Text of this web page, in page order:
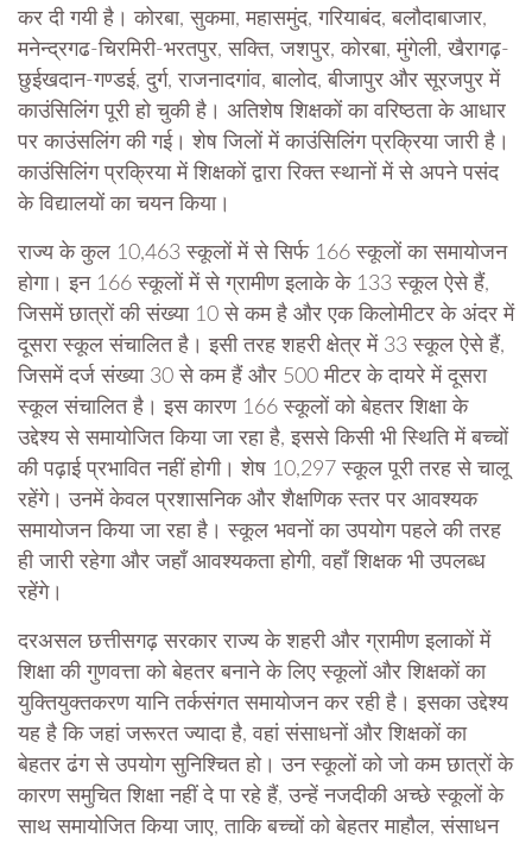
कर दी गयी है। कोरबा, सुकमा, महासमुंद, गरियाबंद, बलौदाबाजार,
मनेन्द्रगढ-चिरमिरी-भरतपुर, सक्ति, जशपुर, कोरबा, मुंगेली, खैरागढ़-
छुईखदान-गण्डई, दुर्ग, राजनादगांव, बालोद, बीजापुर और सूरजपुर में
काउंसिलिंग पूरी हो चुकी है। अतिशेष शिक्षकों का वरिष्ठता के आधार
पर काउंसलिंग की गई। शेष जिलों में काउंसिलिंग प्रक्रिया जारी है।
काउंसिलिंग प्रक्रिया में शिक्षकों द्वारा रिक्त स्थानों में से अपने पसंद
के विद्यालयों का चयन किया।
राज्य के कुल 10,463 स्कूलों में से सिर्फ 166 स्कूलों का समायोजन
होगा। इन 166 स्कूलों में से ग्रामीण इलाके के 133 स्कूल ऐसे हैं,
जिसमें छात्रों की संख्या 10 से कम है और एक किलोमीटर के अंदर में
दूसरा स्कूल संचालित है। इसी तरह शहरी क्षेत्र में 33 स्कूल ऐसे हैं,
जिसमें दर्ज संख्या 30 से कम हैं और 500 मीटर के दायरे में दूसरा
स्कूल संचालित है। इस कारण 166 स्कूलों को बेहतर शिक्षा के
उद्देश्य से समायोजित किया जा रहा है, इससे किसी भी स्थिति में बच्चों
की पढ़ाई प्रभावित नहीं होगी। शेष 10,297 स्कूल पूरी तरह से चालू
रहेंगे। उनमें केवल प्रशासनिक और शैक्षणिक स्तर पर आवश्यक
समायोजन किया जा रहा है। स्कूल भवनों का उपयोग पहले की तरह
ही जारी रहेगा और जहाँ आवश्यकता होगी, वहाँ शिक्षक भी उपलब्ध
रहेंगे।
दरअसल छत्तीसगढ़ सरकार राज्य के शहरी और ग्रामीण इलाकों में
शिक्षा की गुणवत्ता को बेहतर बनाने के लिए स्कूलों और शिक्षकों का
युक्तियुक्तकरण यानि तर्कसंगत समायोजन कर रही है। इसका उद्देश्य
यह है कि जहां जरूरत ज्यादा है, वहां संसाधनों और शिक्षकों का
बेहतर ढंग से उपयोग सुनिश्चित हो। उन स्कूलों को जो कम छात्रों के
कारण समुचित शिक्षा नहीं दे पा रहे हैं, उन्हें नजदीकी अच्छे स्कूलों के
साथ समायोजित किया जाए, ताकि बच्चों को बेहतर माहौल, संसाधन